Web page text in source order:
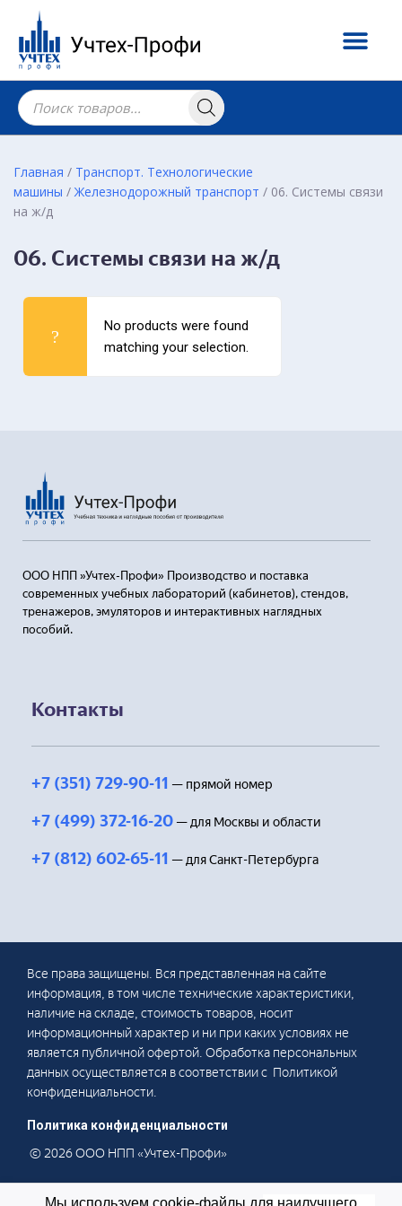
Главная / Транспорт. Технологические
машины /Железнодорожный транспорт / 06. Системы связи
на ж/д
06. Системы связи на ж/д
No products were found
matching your selection.
ООО НПП »Учтех-Профи» Производство и поставка
современных учебных лабораторий (кабинетов), стендов,
тренажеров, эмуляторов и интерактивных наглядных
пособий.
Контакты
+7 (351) 729-90-11 — прямой номер
+7 (499) 372-16-20 — для Москвы и области
+7 (812) 602-65-11 — для Санкт-Петербурга
Все права защищены. Вся представленная на сайте
информация, в том числе технические характеристики,
наличие на складе, стоимость товаров, носит
информационный характер и ни при каких условиях не
является публичной офертой. Обработка персональных
данных осуществляется в соответствии с Политикой
конфиденциальности.
Политика конфиденциальности
© 2026 ООО НПП «Учтех-Профи»